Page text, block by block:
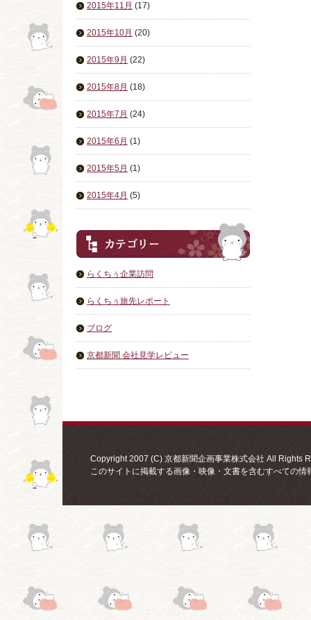
2015年11月 (17)
2015年10月 (20)
2015年9月 (22)
2015年8月 (18)
2015年7月 (24)
2015年6月 (1)
2015年5月 (1)
2015年4月 (5)
らくちぅ企業訪問
らくちぅ旅先レポート
ブログ
京都新聞 会社見学レビュー
Copyright 2007 (C) 京都新聞企画事業株式会社 All Rights
このサイトに掲載する画像・映像・文書を含むすべての